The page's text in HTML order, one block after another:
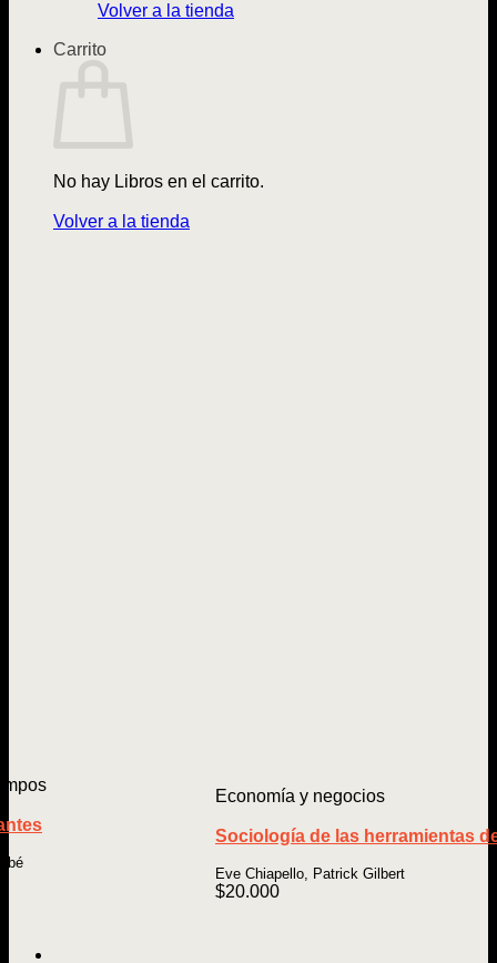
Volver a la tienda
Carrito
No hay Libros en el carrito.
Volver a la tienda
Economía y negocios
Sociología de las herramientas
Eve Chiapello, Patrick Gilbert
$20.000